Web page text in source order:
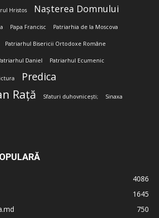
Hristos Nașterea Domnului
Papa Francisc Patriarhia de la Moscova
Patriarhul Bisericii Ortodoxe Române
Daniel Patriarhul Ecumenic
Predica
Rață Sfaturi duhovnicești; Sinaxa
4086
1645
750